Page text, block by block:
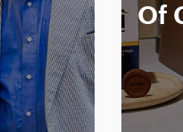
Of